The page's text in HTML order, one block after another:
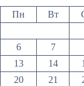
Пн Вт
6
7
13
14
20
21